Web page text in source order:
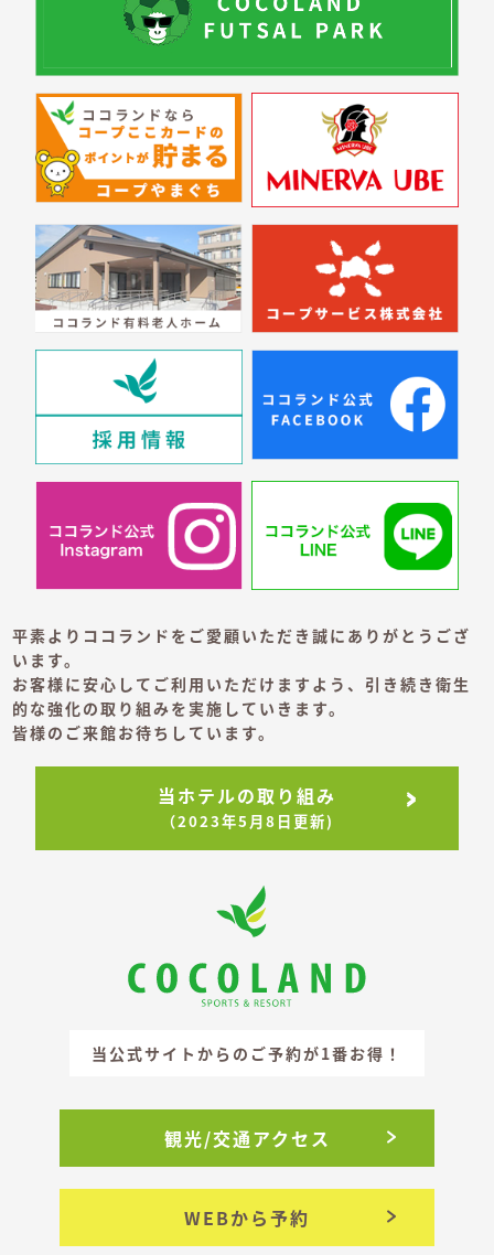
平素よりココランドをご愛顧いただき誠にありがとうござ
います。
お客様に安心してご利用いただけますよう、引き続き衛生
的な強化の取り組みを実施していきます。
皆様のご来館お待ちしています。
当ホテルの取り組み
（2023年5月8日更新)
当公式サイトからのご予約が1番お得！
観光/交通アクセス
WEBから予約